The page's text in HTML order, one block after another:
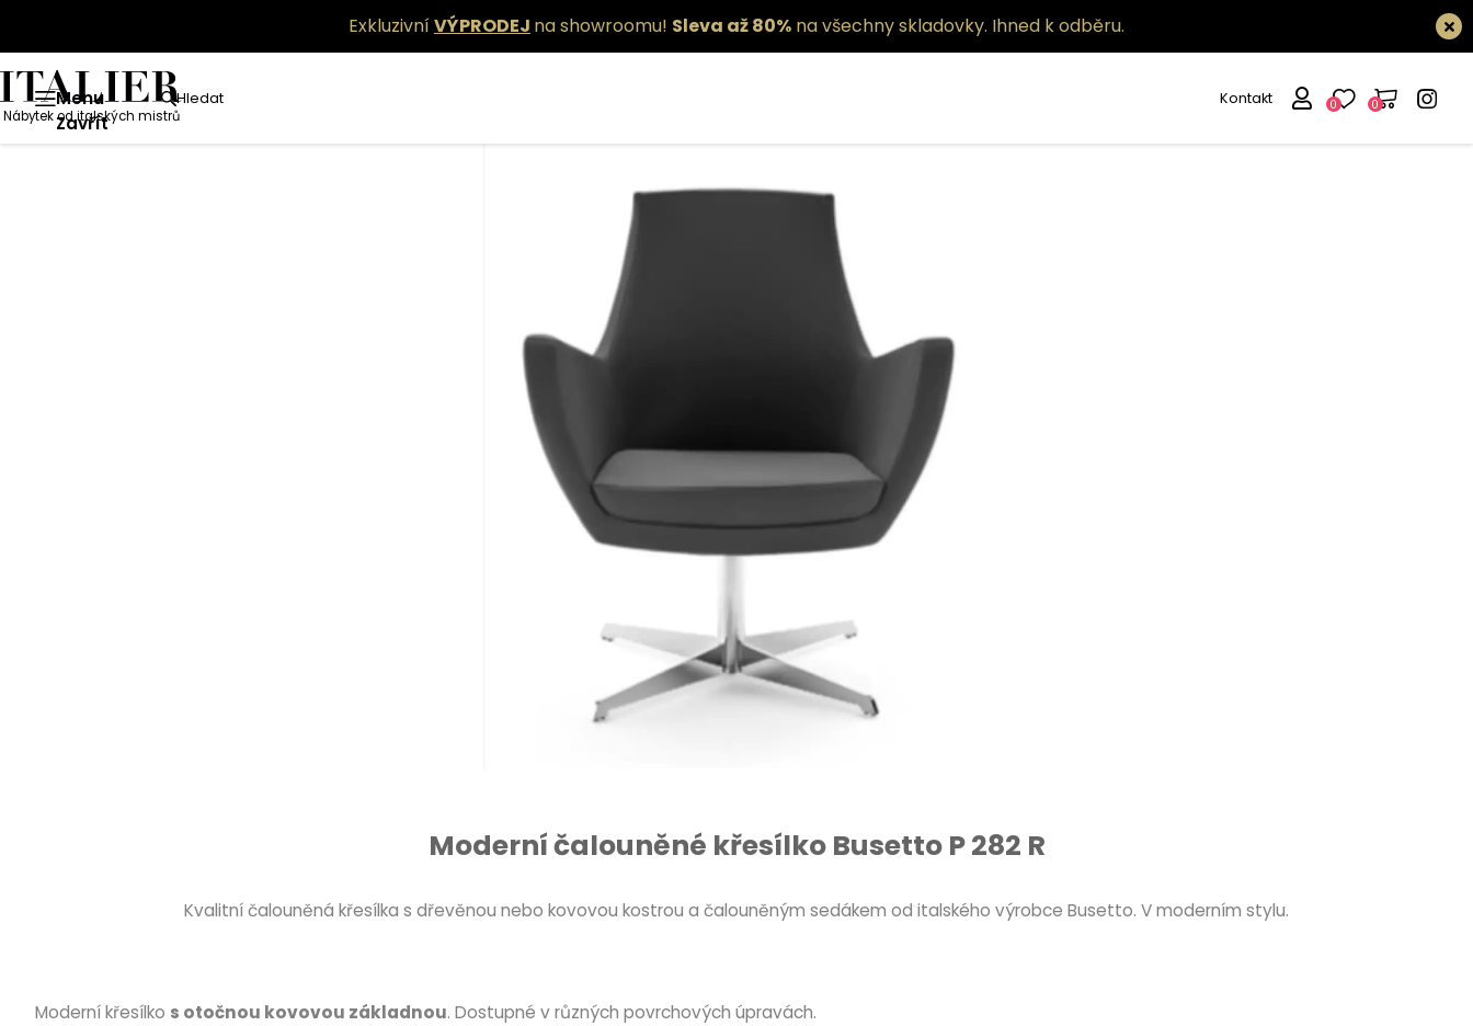
ExkluzivníVÝPRODEJ na showroomu! Sleva až 80% na všechny skladovky. Ihned k odběru.
Menu
Zavřít
Hledat
Nábytek od italských mistrů
Kontakt 0 0
Moderní čalouněné křesílko Busetto P 282 R
Kvalitní čalouněná křesílka s dřevěnou nebo kovovou kostrou a čalouněným sedákem od italského výrobce Busetto. V moderním stylu.
Moderní křesílko s otočnou kovovou základnou. Dostupné v různých povrchových úpravách.